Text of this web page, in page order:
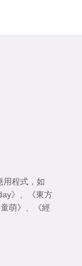
用程式，如
》
《東方
萌》
《經